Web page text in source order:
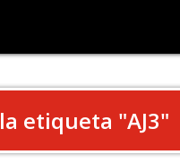
etiqueta "AJ3"